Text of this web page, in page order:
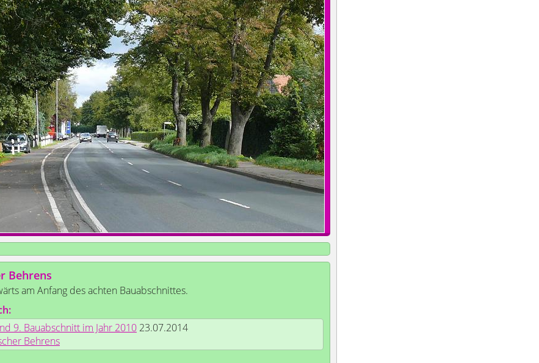
Behrens
am Anfang des achten Bauabschnittes.
9. Bauabschnitt im Jahr 2010 23.07.2014
Behrens